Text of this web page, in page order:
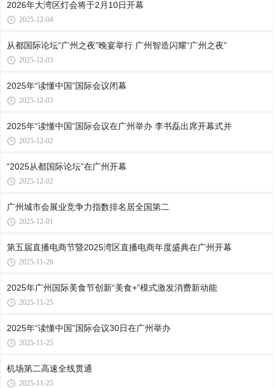
2026年大湾区灯会将于2月10日开幕
2025-12-04
从都国际论坛“广州之夜”晚宴举行 广州智造闪耀“广州之夜”
2025-12-03
2025年“读懂中国”国际会议闭幕
2025-12-03
2025年“读懂中国”国际会议在广州举办 李书磊出席开幕式并
2025-12-02
“2025从都国际论坛”在广州开幕
2025-12-02
广州城市会展业竞争力指数排名居全国第二
2025-12-01
第五届直播电商节暨2025湾区直播电商年度盛典在广州开幕
2025-11-26
2025年广州国际美食节创新“美食+”模式激发消费新动能
2025-11-25
2025年“读懂中国”国际会议30日在广州举办
2025-11-25
机场第二高速全线贯通
2025-11-25